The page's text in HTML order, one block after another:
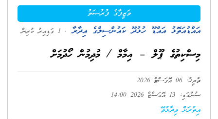
ވަޒީފާގެ ފުރުޞަތު
އައްޑުއަތޮޅު އައްޑޫ ހުޅުދޫ ކައުންސިލްގެ އިދާރާ . 1 ގަޑިއިރު ކުރިން
މިސްކިތުގެ ޕޫލް – އިމާމް / މުދިމުން ހޯދުމަށް
ތާރީޚު: 06 އޮގަސްޓް 2026
ސުންގަޑި: 13 އޮގަސްޓް 2026 14:00
އިތުރަށް ވިދާޅުވޭ